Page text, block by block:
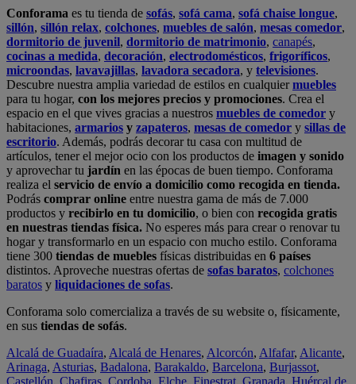
Conforama es tu tienda de sofás, sofá cama, sofá chaise longue,
sillón, sillón relax, colchones, muebles de salón, mesas comedor,
dormitorio de juvenil, dormitorio de matrimonio, canapés,
cocinas a medida, decoración, electrodomésticos, frigoríficos,
microondas, lavavajillas, lavadora secadora, y televisiones.
Descubre nuestra amplia variedad de estilos en cualquiermuebles
para tu hogar, con los mejores precios y promociones. Crea el
espacio en el que vives gracias a nuestros muebles de comedor y
habitaciones, armarios y zapateros, mesas de comedor y sillas de
escritorio. Además, podrás decorar tu casa con multitud de
artículos, tener el mejor ocio con los productos de imagen y sonido
y aprovechar tu jardín en las épocas de buen tiempo. Conforama
realiza el servicio de envío a domicilio como recogida en tienda.
Podrás comprar online entre nuestra gama de más de 7.000
productos y recibirlo en tu domicilio, o bien con recogida gratis
en nuestras tiendas física. No esperes más para crear o renovar tu
hogar y transformarlo en un espacio con mucho estilo. Conforama
tiene 300 tiendas de muebles físicas distribuidas en 6 países
distintos. Aproveche nuestras ofertas de sofas baratos, colchones
baratos y liquidaciones de sofas.
Conforama solo comercializa a través de su website o, físicamente,
en sus tiendas de sofás.
Alcalá de Guadaíra, Alcalá de Henares, Alcorcón, Alfafar, Alicante,
Arinaga, Asturias, Badalona, Barakaldo, Barcelona, Burjassot,
Castellón, Chafiras, Cordoba, Elche, Finestrat, Granada, Huércal de